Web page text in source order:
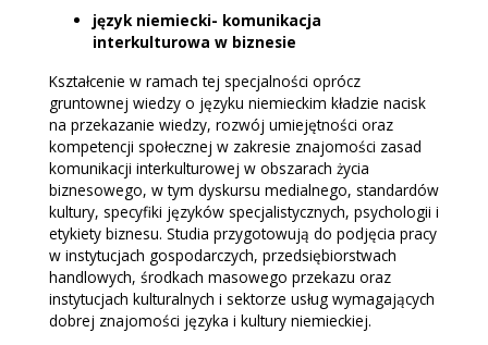
język niemiecki- komunikacja
interkulturowa w biznesie
Kształcenie w ramach tej specjalności oprócz
gruntownej wiedzy o języku niemieckim kładzie nacisk
na przekazanie wiedzy, rozwój umiejętności oraz
kompetencji społecznej w zakresie znajomości zasad
komunikacji interkulturowej w obszarach życia
biznesowego, w tym dyskursu medialnego, standardów
kultury, specyfiki języków specjalistycznych, psychologii i
etykiety biznesu. Studia przygotowują do podjęcia pracy
w instytucjach gospodarczych, przedsiębiorstwach
handlowych, środkach masowego przekazu oraz
instytucjach kulturalnych i sektorze usług wymagających
dobrej znajomości języka i kultury niemieckiej.